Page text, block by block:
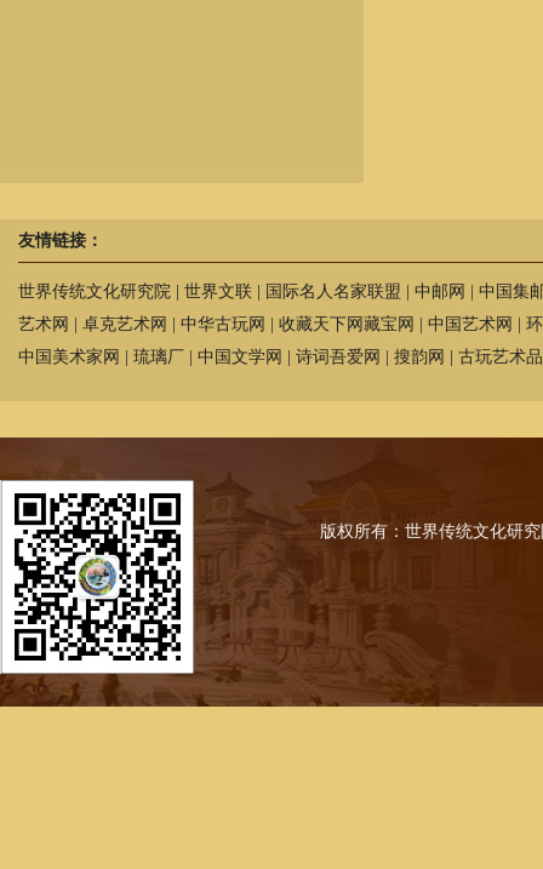
友情链接：
世界传统文化研究院 世界文联 国际名人名家联盟 中邮网
中国集
艺术网
卓克艺术网 中华古玩网 收藏天下网藏宝网 中国艺术网
中国美术家网
琉璃厂 中国文学网 诗词吾爱网 搜韵网 古玩艺术
版权所有：世界传统文化研